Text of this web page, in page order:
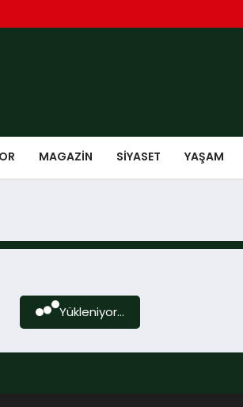
MAGAZIN SIYASET YAŞAM
Yükleniyor...